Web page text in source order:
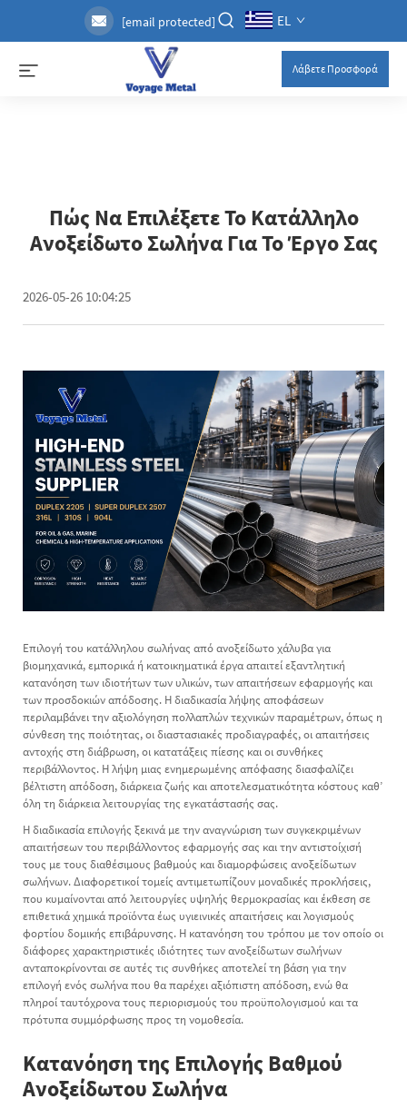
[email protected] EL
Λάβετε Προσφορά
Πώς Να Επιλέξετε Το Κατάλληλο
Ανοξείδωτο Σωλήνα Για Το Έργο Σας
2026-05-26 10:04:25
Επιλογή του κατάλληλου σωλήνας από ανοξείδωτο χάλυβαγια
βιομηχανικά, εμπορικά ή κατοικηματικά έργα απαιτεί εξαντλητική
κατανόηση των ιδιοτήτων των υλικών, των απαιτήσεων εφαρμογής και
των προσδοκιών απόδοσης. Η διαδικασία λήψης αποφάσεων
περιλαμβάνει την αξιολόγηση πολλαπλών τεχνικών παραμέτρων, όπως η
σύνθεση της ποιότητας, οι διαστασιακές προδιαγραφές, οι απαιτήσεις
αντοχής στη διάβρωση, οι κατατάξεις πίεσης και οι συνθήκες
περιβάλλοντος. Η λήψη μιας ενημερωμένης απόφασης διασφαλίζει
βέλτιστη απόδοση, διάρκεια ζωής και αποτελεσματικότητα κόστους καθ’
όλη τη διάρκεια λειτουργίας της εγκατάστασής σας.
Η διαδικασία επιλογής ξεκινά με την αναγνώριση των συγκεκριμένων
απαιτήσεων του περιβάλλοντος εφαρμογής σας και την αντιστοίχισή
τους με τους διαθέσιμους βαθμούς και διαμορφώσεις ανοξείδωτων
σωλήνων. Διαφορετικοί τομείς αντιμετωπίζουν μοναδικές προκλήσεις,
που κυμαίνονται από λειτουργίες υψηλής θερμοκρασίας και έκθεση σε
επιθετικά χημικά προϊόντα έως υγιεινικές απαιτήσεις και λογισμούς
φορτίου δομικής επιβάρυνσης. Η κατανόηση του τρόπου με τον οποίο οι
διάφορες χαρακτηριστικές ιδιότητες των ανοξείδωτων σωλήνων
ανταποκρίνονται σε αυτές τις συνθήκες αποτελεί τη βάση για την
επιλογή ενός σωλήνα που θα παρέχει αξιόπιστη απόδοση, ενώ θα
πληροί ταυτόχρονα τους περιορισμούς του προϋπολογισμού και τα
πρότυπα συμμόρφωσης προς τη νομοθεσία.
Κατανόηση της Επιλογής Βαθμού
Ανοξείδωτου Σωλήνα